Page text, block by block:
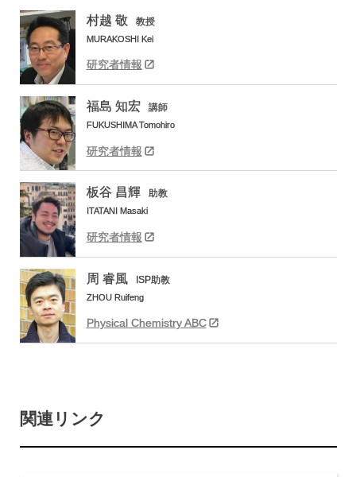
村越 敬 教授
MURAKOSHI Kei
研究者情報
福島 知宏 講師
FUKUSHIMA Tomohiro
研究者情報
板谷 昌輝 助教
ITATANI Masaki
研究者情報
周 睿風 ISP助教
ZHOU Ruifeng
Physical Chemistry ABC
関連リンク